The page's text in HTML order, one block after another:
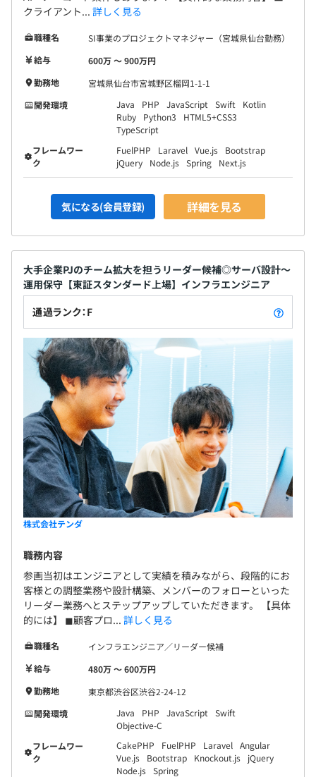
クライアント... 詳しく見る
職種名
SI事業のプロジェクトマネジャー（宮城県仙台勤務）
給与
600万 〜 900万円
勤務地
宮城県仙台市宮城野区榴岡1-1-1
開発環境
Java PHP JavaScript Swift
Kotlin
Ruby
Python3
HTML5+CSS3
TypeScript
フレームワー
ク
FuelPHP Laravel Vue.js
Bootstrap
jQuery
Node.js Spring Next.js
気になる(会員登録) 詳細を見る
大手企業PJのチーム拡大を担うリーダー候補◎サーバ設計〜
運用保守【東証スタンダード上場】インフラエンジニア
通過ランク：F
株式会社テンダ
職務内容
参画当初はエンジニアとして実績を積みながら、段階的にお
客様との調整業務や設計構築、メンバーのフォローといった
リーダー業務へとステップアップしていただきます。 【具体
的には】 ◼︎顧客プロ... 詳しく見る
職種名
インフラエンジニア／リーダー候補
給与
480万 〜 600万円
勤務地
東京都渋谷区渋谷2-24-12
開発環境
Java PHP JavaScript
Swift
Objective-C
フレームワー
ク
CakePHP FuelPHP Laravel Angular
Vue.js
Bootstrap Knockout.js
jQuery
Node.js Spring